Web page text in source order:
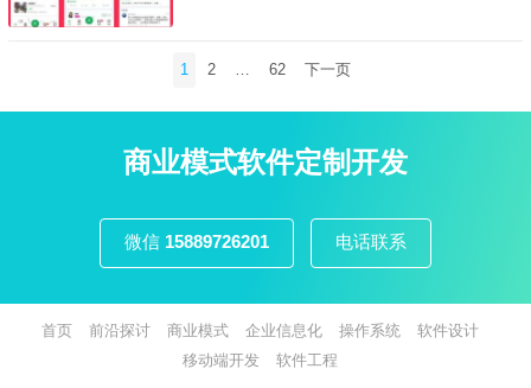
分
1 2 62 下一页
商业模式软件定制开发
微信 15889726201 电话联系
首页 前沿探讨 商业模式 企业信息化 操作系统
软件设计
移动端开发
软件工程